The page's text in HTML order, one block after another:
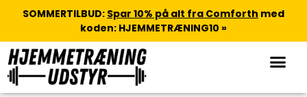
SOMMERTILBUD: Spar 10% på alt fra Comforth med
koden: HJEMMETRÆNING10 »